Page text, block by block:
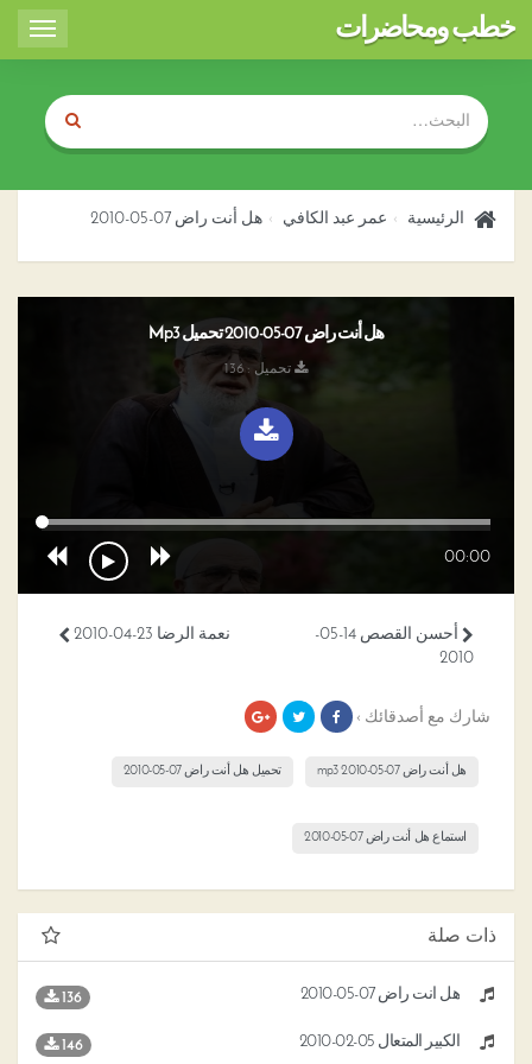
Toggle
خطب ومحاضرات
الرئيسية عمر عبد الكافي هل أنت راض 07-05-2010
هل أنت راض 07-05-2010 تحميل Mp3
تحميل : 136
00:00
نعمة الرضا 23-04-2010
أحسن القصص 14-05-
2010
شارك مع أصدقائك ›
هل أنت راض 07-05-2010 mp3 تحميل هل أنت راض 07-05-2010
استماع هل أنت راض 07-05-2010
ذات صلة
هل أنت راض 07-05-2010 136
الكبير المتعال 05-02-2010 146